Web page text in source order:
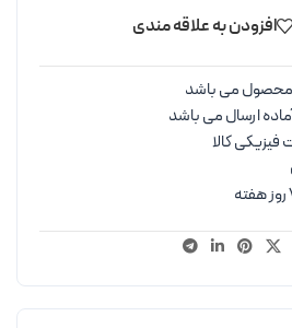
افزودن به علاقه مندی
محصول می باشد
ارسال می باشد
فیزیکی کالا